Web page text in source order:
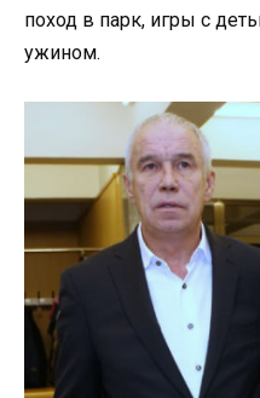
поход в парк, игры с
ужином.